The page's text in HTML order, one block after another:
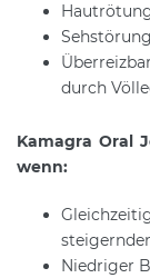
durch
Kamagra Oral
wenn:
Niedriger